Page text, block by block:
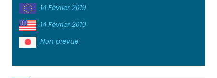
14 Février 2019
14 Février 2019
Non prévue